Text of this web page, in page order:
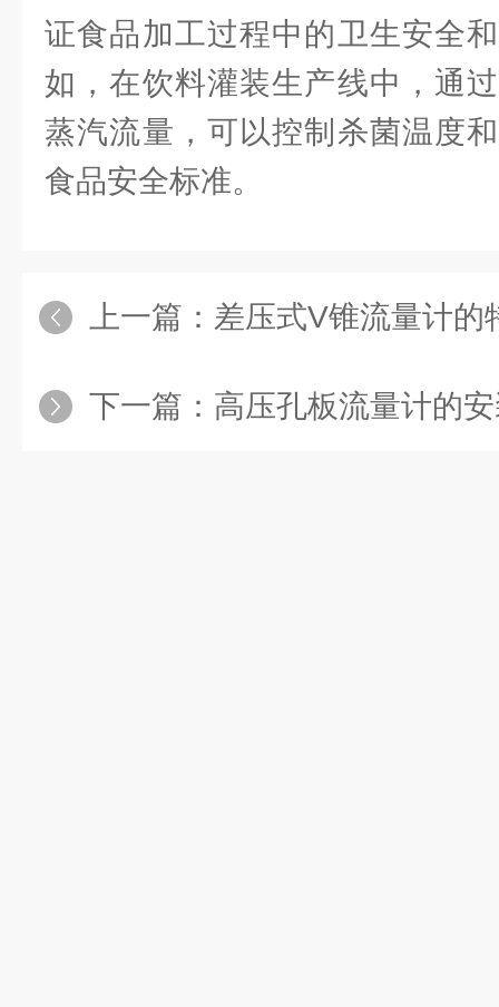
证食品加工过程中的卫生安全
如，在饮料灌装生产线中，通
蒸汽流量，可以控制杀菌温度
食品安全标准。
上一篇： 差压式V锥流量计的
下一篇： 高压孔板流量计的